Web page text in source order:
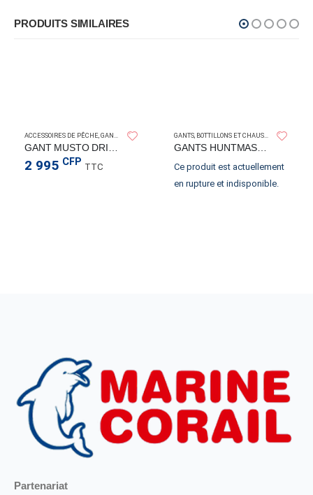
PRODUITS SIMILAIRES
ACCESSOIRES DE PÊCHE GANTS, BOTTILLONS ET CHAUSSONS MUSTO
2 995 CFP TTC
Ce produit est actuellement
en rupture et indisponible.
Partenariat